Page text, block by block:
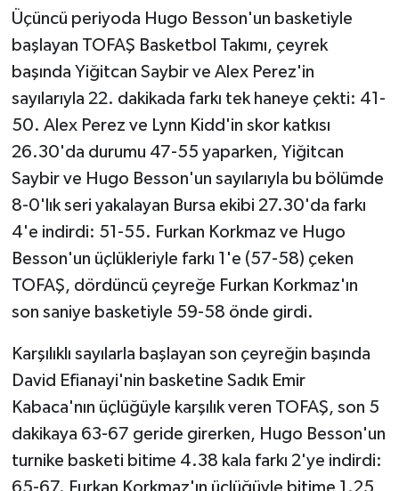
Üçüncü periyoda Hugo Besson'un basketiyle
başlayan TOFAŞ Basketbol Takımı, çeyrek
başında Yiğitcan Saybir ve Alex Perez'in
sayılarıyla 22. dakikada farkı tek haneye çekti: 41-
50. Alex Perez ve Lynn Kidd'in skor katkısı
26.30'da durumu 47-55 yaparken, Yiğitcan
Saybir ve Hugo Besson'un sayılarıyla bu bölümde
8-0'lık seri yakalayan Bursa ekibi 27.30'da farkı
4'e indirdi: 51-55. Furkan Korkmaz ve Hugo
Besson'un üçlükleriyle farkı 1'e (57-58) çeken
TOFAŞ, dördüncü çeyreğe Furkan Korkmaz'ın
son saniye basketiyle 59-58 önde girdi.
Karşılıklı sayılarla başlayan son çeyreğin başında
David Efianayi'nin basketine Sadık Emir
Kabaca'nın üçlüğüyle karşılık veren TOFAŞ, son 5
dakikaya 63-67 geride girerken, Hugo Besson'un
turnike basketi bitime 4.38 kala farkı 2'ye indirdi:
65-67. Furkan Korkmaz'ın üçlüğüyle bitime 1.25